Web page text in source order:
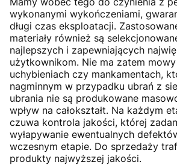
wykonanymi wykończeniami,
długi czas eksploatacji.
materiały również są
najlepszych i zapewniających
użytkownikom. Nie ma zatem
uchybieniach czy mankamentach,
nagminnym w przypadku ubrań z
ubrania nie są produkowane
wpływ na całokształt. Na każdym
czuwa kontrola jakości, której
wyłapywanie ewentualnych
wczesnym etapie. Do sprzedaży
produkty najwyższej jakości.